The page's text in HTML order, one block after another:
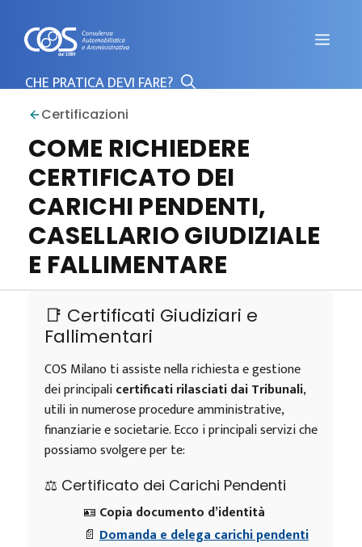
contenuto
Certificazioni
COME RICHIEDERE
CERTIFICATO DEI
CARICHI PENDENTI,
CASELLARIO GIUDIZIALE
E FALLIMENTARE
📑 Certificati Giudiziari e
Fallimentari
COS Milano ti assiste nella richiesta e gestione
dei principalicertificati rilasciati dai Tribunali,
utili in numerose procedure amministrative,
finanziarie e societarie. Ecco i principali servizi che
possiamo svolgere per te:
⚖️ Certificato dei Carichi Pendenti
🪪 Copia documento d’identità
📄 Domanda e delega carichi pendenti